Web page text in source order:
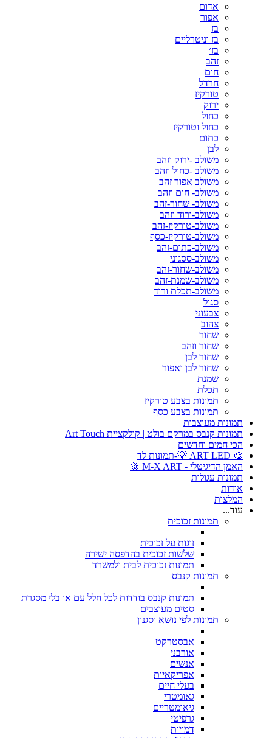
אדום
אפור
בז
בז וניטרליים
בז׳
זהב
חום
חרדל
טורקיז
ירוק
כחול
כחול וטורקיז
כתום
לבן
משולב -ירוק וזהב
משולב -כחול וזהב
משולב אפור זהב
משולב- חום וזהב
משולב- שחור-זהב
משולב-ורוד וזהב
משולב-טורקיז-זהב
משולב-טורקיז-כסף
משולב-כתום-זהב
משולב-ססגוני
משולב-שחור-זהב
משולב-שמנת-זהב
משולב-תכלת ורוד
סגול
צבעוני
צהוב
שחור
שחור וזהב
שחור לבן
שחור לבן ואפור
שמנת
תכלת
תמונות בצבע טורקיז
תמונות בצבע כסף
תמונות מעוצבות
תמונות קנבס במרקם בולט | קולקציית Art Touch
הכי חמים וחדשים
🎨 ART LED 💡-תמונות לד
האמן הדיגיטלי - M-X ART 🚀
תמונות עגולות
אודות
המלצות
עוד...
תמונות זכוכית
זוגות על זכוכית
שלשות זכוכית בהדפסה ישירה
תמונות זכוכית לבית ולמשרד
תמונות קנבס
תמונות קנבס בודדות לכל חלל עם או בלי מסגרת
סטים מעוצבים
תמונות לפי נושא וסגנון
אבסטרקט
אורבני
אנשים
אפריקאיות
בעלי חיים
גאומטרי
גיאומטריים
גרפיטי
דמויות